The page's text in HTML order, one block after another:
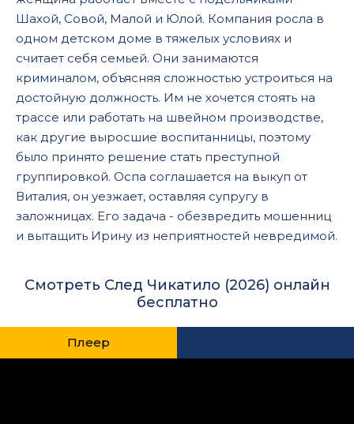
Шахой, Совой, Малой и Юлой. Компания росла в
одном детском доме в тяжелых условиях и
считает себя семьей. Они занимаются
криминалом, объясняя сложностью устроиться на
достойную должность. Им не хочется стоять на
трассе или работать на швейном производстве,
как другие выросшие воспитанницы, поэтому
было принято решение стать преступной
группировкой. Оспа соглашается на выкуп от
Виталия, он уезжает, оставляя супругу в
заложницах. Его задача - обезвредить мошенниц
и вытащить Ирину из неприятностей невредимой.
Смотреть След Чикатило (2026) онлайн
бесплатно
Плеер